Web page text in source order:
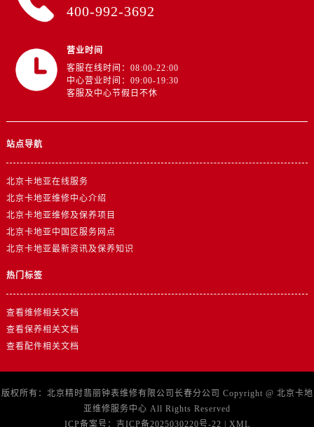
400-992-3692
营业时间
客服在线时间：08:00-22:00
中心营业时间：09:00-19:30
客服及中心节假日不休
站点导航
北京卡地亚在线服务
北京卡地亚维修中心介绍
北京卡地亚维修及保养项目
北京卡地亚中国区服务网点
北京卡地亚最新资讯及保养知识
热门标签
查看维修相关文档
查看保养相关文档
查看配件相关文档
版权所有：北京精时翡丽钟表维修有限公司长春分公司 Copyright @ 北京卡地
亚维修服务中心 All Rights Reserved
ICP备案号： 吉ICP备2025030220号-22 XML